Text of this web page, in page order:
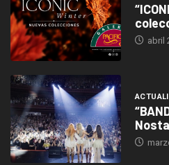
abril